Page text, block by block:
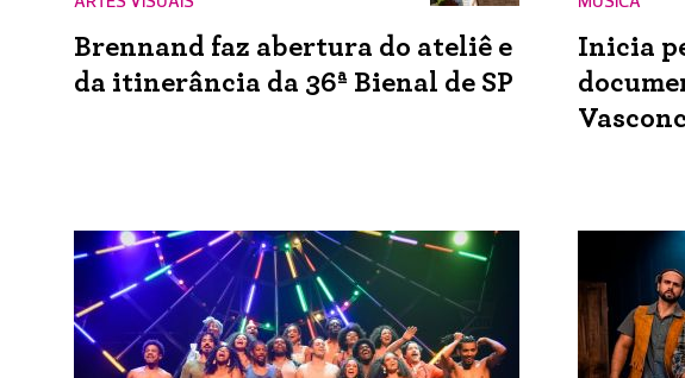
Brennand faz abertura do ateliê e
da itinerância da 36ª Bienal de SP
Inicia